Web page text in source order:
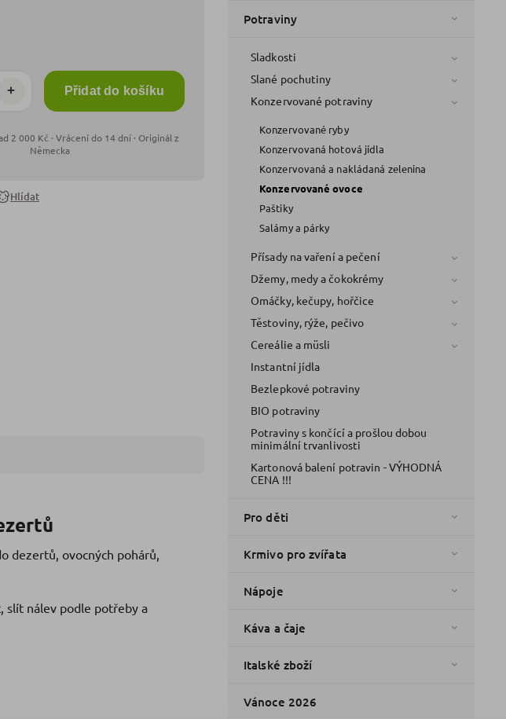
Potraviny
Sladkosti
Slané pochutiny
Konzervované potraviny
Konzervované ryby
Konzervovaná hotová jídla
Konzervovaná a nakládaná zelenina
Konzervované ovoce
Paštiky
Salámy a párky
Přísady na vaření a pečení
Džemy, medy a čokokrémy
Omáčky, kečupy, hořčice
Těstoviny, rýže, pečivo
Cereálie a müsli
Instantní jídla
Bezlepkové potraviny
BIO potraviny
Potraviny s končící a prošlou dobou
minimální trvanlivosti
Kartonová balení potravin - VÝHODNÁ
CENA !!!
Pro děti
Krmivo pro zvířata
Nápoje
Káva a čaje
Italské zboží
Vánoce 2026
+ Přidat do košíku
Hlídat
dezertů, ovocných pohárů,
slít nálev podle potřeby a